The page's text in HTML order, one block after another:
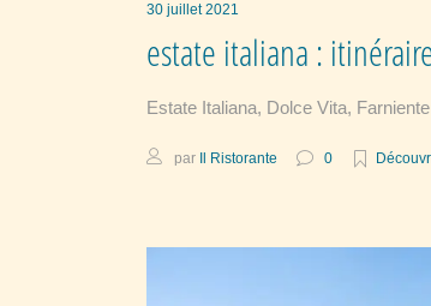
30 juillet 2021
estate italiana :
Estate Italiana, Dolce Vita, Farniente
par Il Ristorante 0